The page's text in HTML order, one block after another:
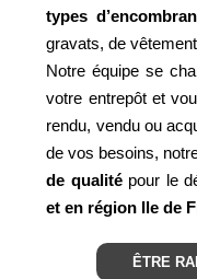
types
gravats, de
Notre équipe se
votre entrepôt et
rendu, vendu ou
de vos besoins,
de qualitépour le
et en région Ile de
ÊTRE